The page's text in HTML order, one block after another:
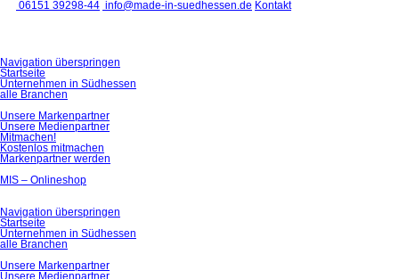
06151 39298-44 info@made-in-suedhessen.de Kontakt
Navigation überspringen
Startseite
Unternehmen in Südhessen
alle Branchen
Unsere Markenpartner
Unsere Medienpartner
Mitmachen!
Kostenlos mitmachen
Markenpartner werden
MIS – Onlineshop
Navigation überspringen
Startseite
Unternehmen in Südhessen
alle Branchen
Unsere Markenpartner
Unsere Medienpartner